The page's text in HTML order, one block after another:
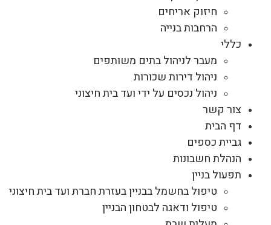
חיזוק אריחים
הרחבות בנייה
כללי
מעבר לניהול בתים משותפים
ניהול דירות שכורות
ניהול נכסים על ידי ועד בית חיצוני
צור קשר
דף הבית
גביית כספים
הנהלת חשבונות
תפעול בניין
טיפול בחשמל בבניין בעזרת חברת ועד בית חיצוני
טיפול ודאגה לבטחון הבניין